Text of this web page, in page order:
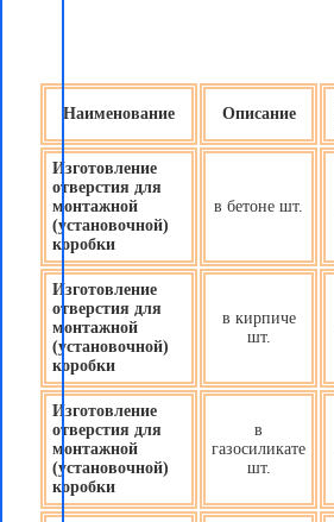
Наименование Описание
Изготовление
отверстия для
монтажной
(установочной)
коробки
в бетоне шт.
Изготовление
отверстия для
монтажной
(установочной)
коробки
в кирпиче
шт.
Изготовление
отверстия для
монтажной
(установочной)
коробки
в
газосиликате
шт.